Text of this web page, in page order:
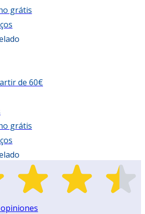
grátis
de 60€
grátis
opiniones